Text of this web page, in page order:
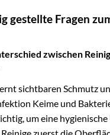
gestellte Fragen
zwischen
sichtbaren Schmutz
Keime und
um eine hygienische
zuerst die